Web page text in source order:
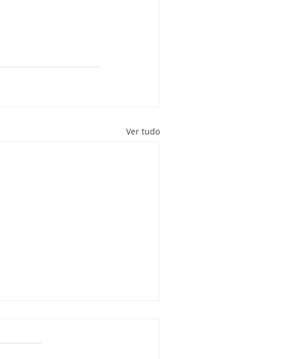
Ver tudo